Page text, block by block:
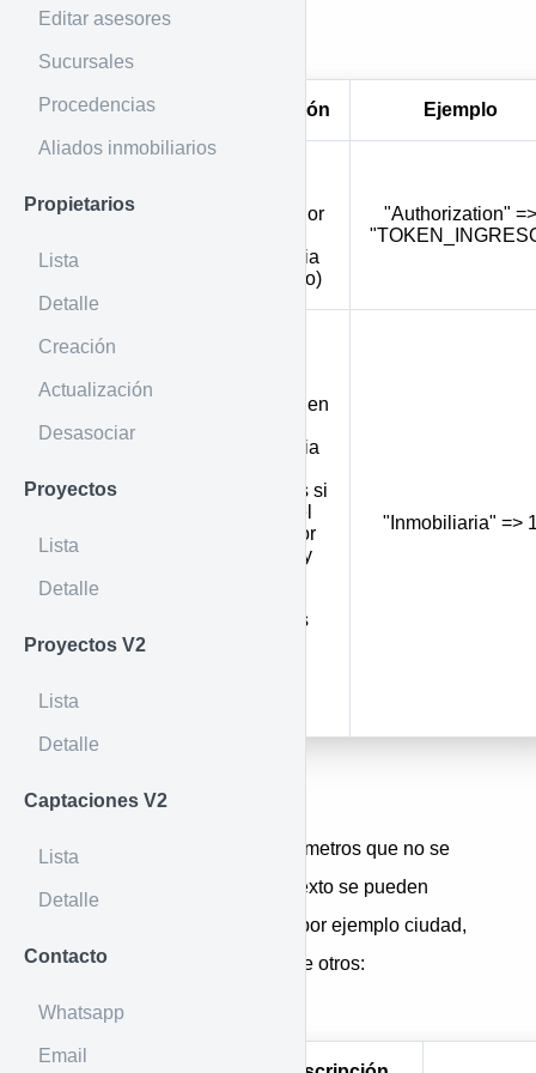
Editar asesores
Sucursales
Procedencias
Aliados inmobiliarios
Propietarios
Lista
Detalle
Creación
Actualización
Desasociar
Proyectos
Lista
Detalle
Proyectos V2
Lista
Detalle
Captaciones V2
Lista
Detalle
Contacto
Whatsapp
Email
Parámetro Descripción Ejemplo
identificador
inmobiliaria
(obligatorio)
"Authorization" =>
gestiones en
inmobiliaria
inmuebles si
se envía el
valor 1 (por
defecto 0 y
inmuebles
"Inmobiliaria" =>
Por URL
En general la mayoría de parámetros que no se
trate de rangos o campos de texto se pueden
buscar con valores múltiples, por ejemplo ciudad,
tipo de inmueble, gestión, entre otros:
"&city=11001,5001"